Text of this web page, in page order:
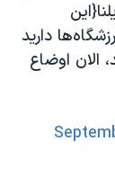
دارید
الان اوضاع